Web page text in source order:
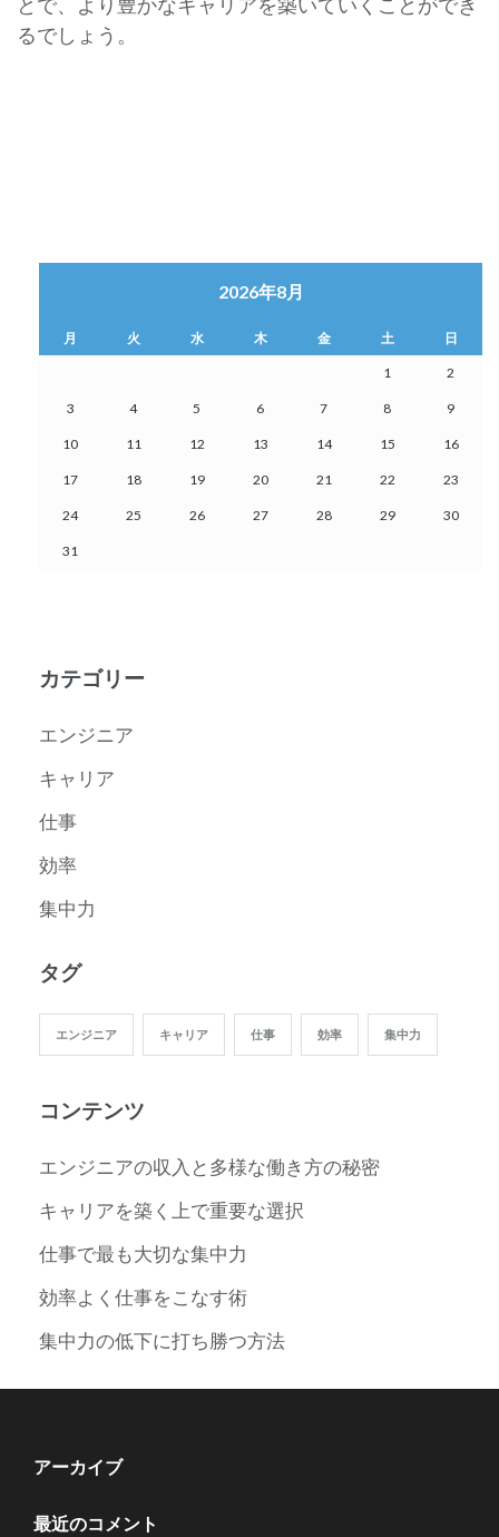
るでしょう。
2026年8月
月 火 水 木 金 土 日
1 2
3 4 5 6 7 8 9
10 11 12 13 14 15 16
17 18 19 20 21 22 23
24 25 26 27 28 29 30
31
カテゴリー
エンジニア
キャリア
仕事
効率
集中力
タグ
エンジニア キャリア 仕事 効率 集中力
コンテンツ
エンジニアの収入と多様な働き方の秘密
キャリアを築く上で重要な選択
仕事で最も大切な集中力
効率よく仕事をこなす術
集中力の低下に打ち勝つ方法
アーカイブ
最近のコメント